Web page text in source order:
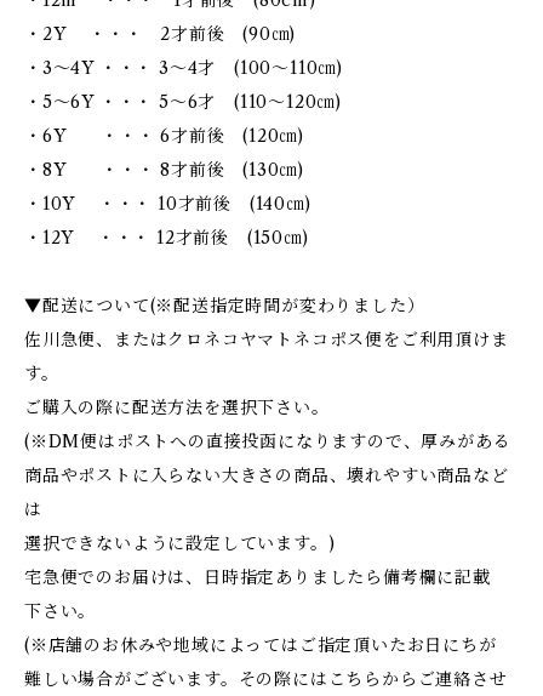
・2Y ・・・ 2才前後 (90㎝)
・3～4Y ・・・ 3～4才 (100～110㎝)
・5～6Y ・・・ 5～6才 (110～120㎝)
・6Y ・・・ 6才前後 (120㎝)
・8Y ・・・ 8才前後 (130㎝)
・10Y ・・・ 10才前後 (140㎝)
・12Y ・・・ 12才前後 (150㎝)
▼配送について(※配送指定時間が変わりました）
佐川急便、またはクロネコヤマトネコポス便をご利用頂けま
す。
ご購入の際に配送方法を選択下さい。
(※DM便はポストへの直接投函になりますので、厚みがある
商品やポストに入らない大きさの商品、壊れやすい商品など
は
選択できないように設定しています。)
宅急便でのお届けは、日時指定ありましたら備考欄に記載
下さい。
(※店舗のお休みや地域によってはご指定頂いたお日にちが
難しい場合がございます。その際にはこちらからご連絡させ